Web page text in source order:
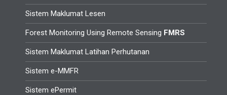
Sistem Maklumat Lesen
Forest Monitoring Using Remote Sensing FMRS
Sistem Maklumat Latihan Perhutanan
Sistem e-MMFR
Sistem ePermit